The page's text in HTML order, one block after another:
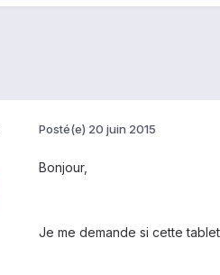
Posté(e) 20 juin 2015
Bonjour,
Je me demande si cette